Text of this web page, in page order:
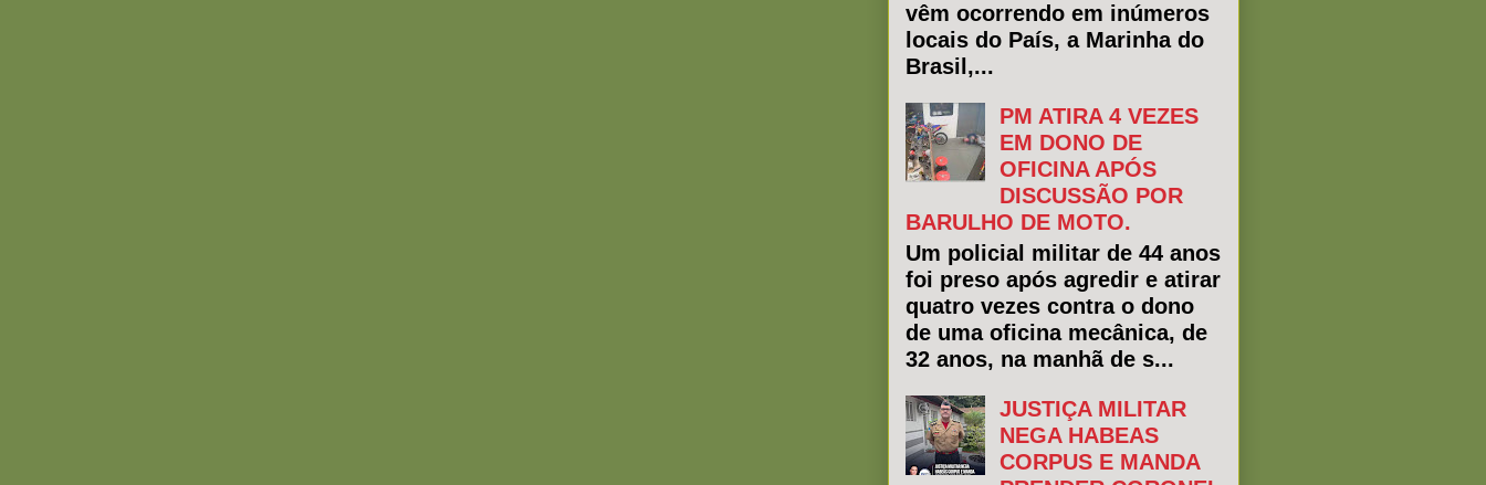
vêm ocorrendo em inúmeros
locais do País, a Marinha do
Brasil,...
PM ATIRA 4 VEZES
EM DONO DE
OFICINA APÓS
DISCUSSÃO POR
BARULHO DE MOTO.
Um policial militar de 44 anos
foi preso após agredir e atirar
quatro vezes contra o dono
de uma oficina mecânica, de
32 anos, na manhã de s...
JUSTIÇA MILITAR
NEGA HABEAS
CORPUS E MANDA